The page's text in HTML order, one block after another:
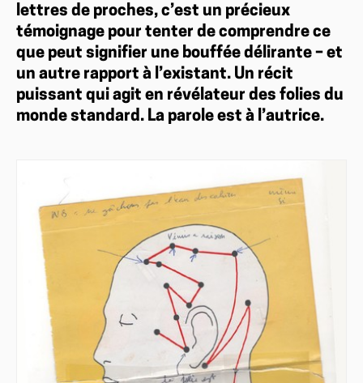
lettres de proches, c’est un précieux
témoignage pour tenter de comprendre ce
que peut signifier une bouffée délirante – et
un autre rapport à l’existant. Un récit
puissant qui agit en révélateur des folies du
monde standard. La parole est à l’autrice.